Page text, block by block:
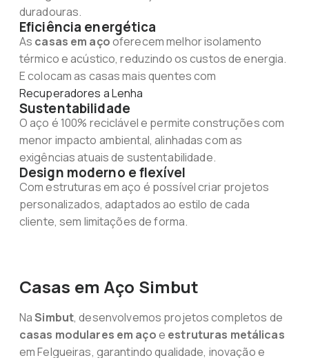
duradouras.
Eficiência energética
As casas em açooferecem melhor isolamento
térmico e acústico, reduzindo os custos de energia.
E colocam as casas mais quentes com
Recuperadores a Lenha
Sustentabilidade
O aço é 100% reciclável e permite construções com
menor impacto ambiental, alinhadas com as
exigências atuais de sustentabilidade.
Design moderno e flexível
Com estruturas em aço é possível criar projetos
personalizados, adaptados ao estilo de cada
cliente, sem limitações de forma.
Casas em Aço Simbut
NaSimbut, desenvolvemos projetos completos de
casas modulares em açoe estruturas metálicas
em Felgueiras, garantindo qualidade, inovação e